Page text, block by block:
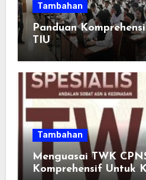
Tambahan
Panduan
TIU
Tambahan
Menguasai TWK
Komprehensif Untuk